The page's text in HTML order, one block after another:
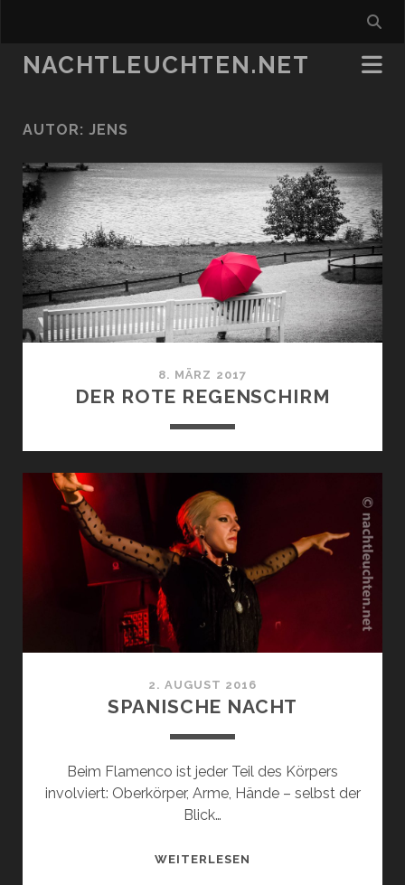
NACHTLEUCHTEN.NET
AUTOR: JENS
8. MÄRZ 2017
DER ROTE REGENSCHIRM
2. AUGUST 2016
SPANISCHE NACHT
Beim Flamenco ist jeder Teil des Körpers
involviert: Oberkörper, Arme, Hände – selbst der
Blick…
WEITERLESEN